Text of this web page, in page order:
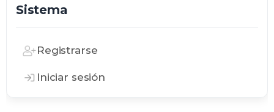
Sistema
Registrarse
Iniciar sesión